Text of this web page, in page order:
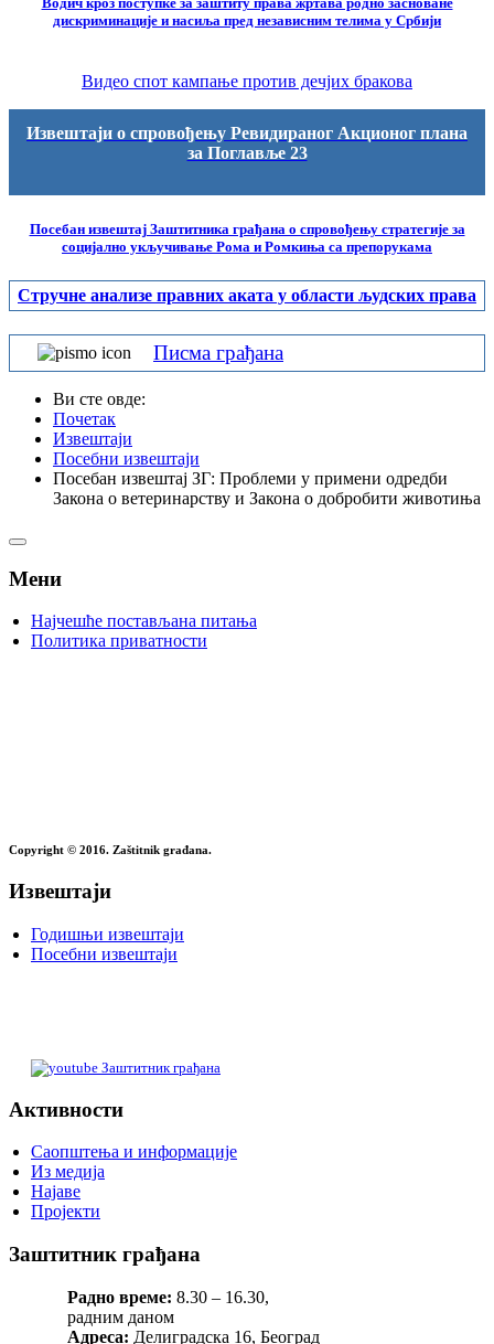
дискриминације и насиља пред независним телима у Србији
Видео спот кампање против дечјих бракова
Извештаји о спровођењу Ревидираног Акционог плана
за Поглавље 23
Посебан извештај Заштитника грађана о спровођењу стратегије за
социјално укључивање Рома и Ромкиња са препорукама
Стручне анализе правних аката у области људских права
Писма грађана
Ви сте овде:
Почетак
Извештаји
Посебни извештаји
Посебан извештај ЗГ: Проблеми у примени одредби
Закона о ветеринарству и Закона о добробити животиња
Мени
Најчешће постављана питања
Политика приватности
Copyright © 2016. Zaštitnik građana.
Извештаји
Годишњи извештаји
Посебни извештаји
Заштитник грађана
Активности
Саопштења и информације
Из медија
Најаве
Пројекти
Заштитник грађана
Радно време: 8.30 – 16.30,
радним даном
Адреса: Делиградска 16, Београд